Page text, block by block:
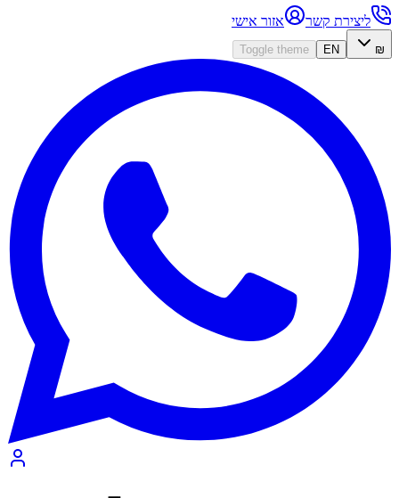
ליצירת קשר אזור אישי
₪
EN
Toggle theme